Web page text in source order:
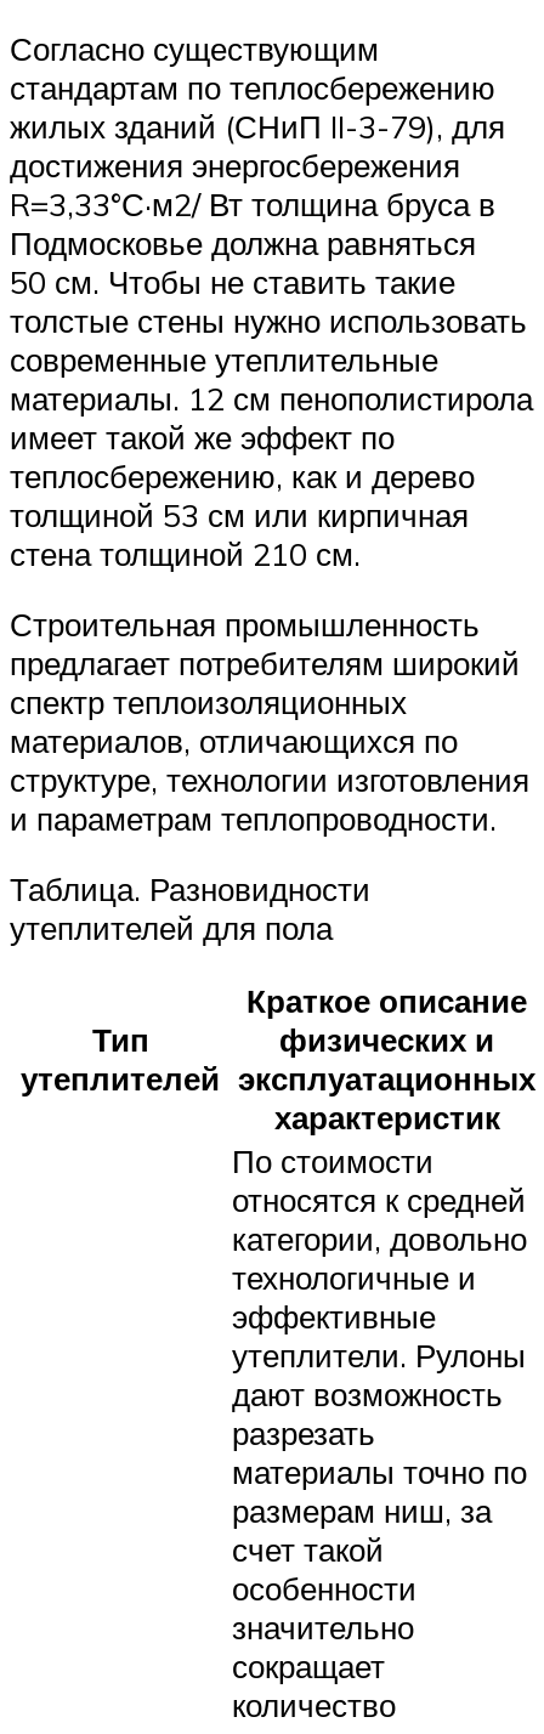
Согласно существующим
стандартам по теплосбережению
жилых зданий (СНиП II-3-79), для
достижения энергосбережения
R=3,33°С·м2/ Вт толщина бруса в
Подмосковье должна равняться
50 см. Чтобы не ставить такие
толстые стены нужно использовать
современные утеплительные
материалы. 12 см пенополистирола
имеет такой же эффект по
теплосбережению, как и дерево
толщиной 53 см или кирпичная
стена толщиной 210 см.
Строительная промышленность
предлагает потребителям широкий
спектр теплоизоляционных
материалов, отличающихся по
структуре, технологии изготовления
и параметрам теплопроводности.
Таблица. Разновидности
утеплителей для пола
Тип
утеплителей
Краткое описание
физических и
эксплуатационных
характеристик
По стоимости
относятся к средней
категории, довольно
технологичные и
эффективные
утеплители. Рулоны
дают возможность
разрезать
материалы точно по
размерам ниш, за
счет такой
особенности
значительно
сокращает
количество